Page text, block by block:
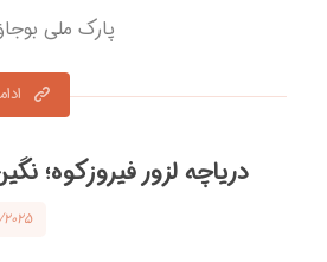
پارک ملی
دریاچه لزور فیروزکوه؛
۲۲/